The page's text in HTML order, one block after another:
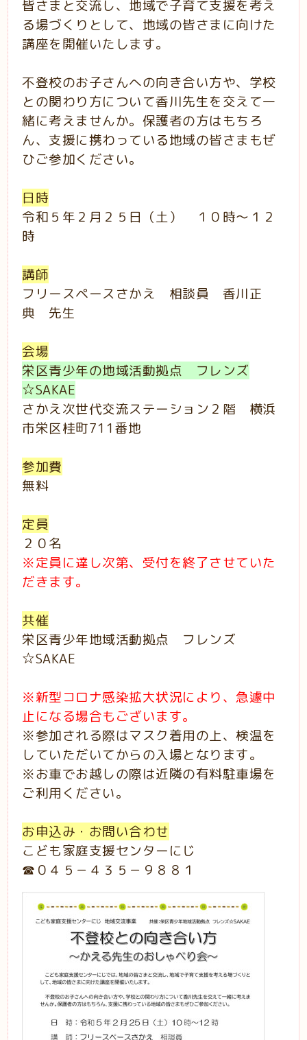
皆さまと交流し、地域で子育て支援を考え
る場づくりとして、地域の皆さまに向けた
講座を開催いたします。
不登校のお子さんへの向き合い方や、学校
との関わり方について香川先生を交えて一
緒に考えませんか。保護者の方はもちろ
ん、支援に携わっている地域の皆さまもぜ
ひご参加ください。
日時
令和５年２月２５日（土） １０時～１２
時
講師
フリースペースさかえ 相談員 香川正
典 先生
会場
栄区青少年の地域活動拠点 フレンズ
☆SAKAE
さかえ次世代交流ステーション２階 横浜
市栄区桂町711番地
参加費
無料
定員
２０名
※定員に達し次第、受付を終了させていた
だきます。
共催
栄区青少年地域活動拠点 フレンズ
☆SAKAE
※新型コロナ感染拡大状況により、急遽中
止になる場合もございます。
※参加される際はマスク着用の上、検温を
していただいてからの入場となります。
※お車でお越しの際は近隣の有料駐車場を
ご利用ください。
お申込み・お問い合わせ
こども家庭支援センターにじ
☎０４５－４３５－９８８１